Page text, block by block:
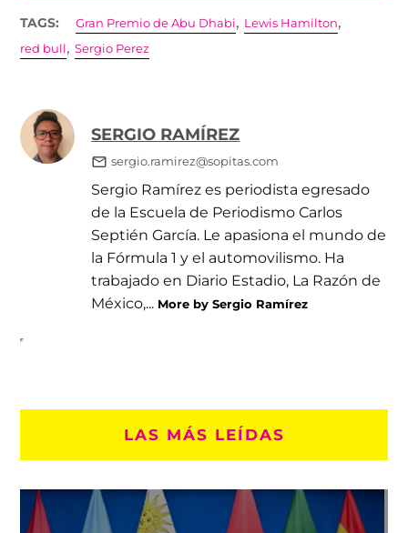
TAGS: Gran Premio de Abu Dhabi, Lewis Hamilton,
red bull,Sergio Perez
SERGIO RAMÍREZ
sergio.ramirez@sopitas.com
Sergio Ramírez es periodista egresado
de la Escuela de Periodismo Carlos
Septién García. Le apasiona el mundo de
la Fórmula 1 y el automovilismo. Ha
trabajado en Diario Estadio, La Razón de
México,... More by Sergio Ramírez
LAS MÁS LEÍDAS